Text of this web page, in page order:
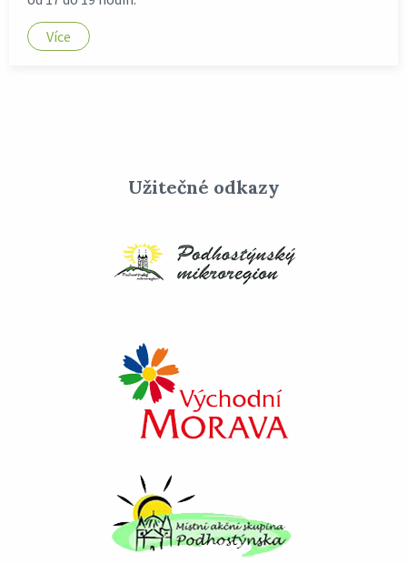
Více
Užitečné odkazy